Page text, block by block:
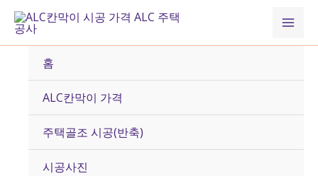
츠
홈
ALC칸막이 가격
주택골조 시공(반축)
시공사진